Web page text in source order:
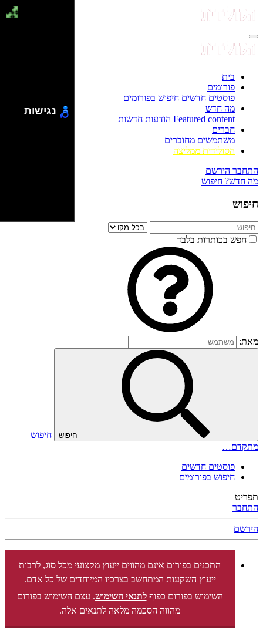
בית
פורומים
פוסטים חדשים חיפוש בפורומים
מה חדש
Featured content הודעות חדשות
חברים
משתמשים מחוברים
הסולידית ממליצה
התחבר הירשם
מה חדש? חיפוש
חיפוש
חפש בכותרות בלבד
מאת:
חיפוש
חיפוש
מתקדם…
פוסטים חדשים
חיפוש בפורומים
תפריט
התחבר
הירשם
התכנים בפורום אינם מהווים ייעוץ מקצועי מכל סוג, לרבות
ייעוץ השקעות המתחשב בצרכיו המיוחדים של כל אדם.
השימוש בפורום כפוףלתנאי השימוש. עצם השימוש בפורום
מהווה הסכמה מלאה לתנאים אלה.
נגישות